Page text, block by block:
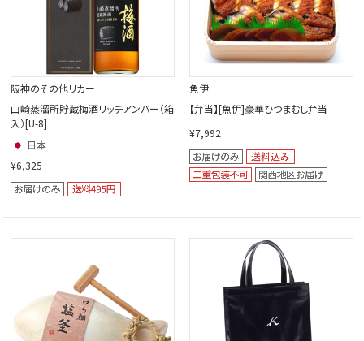
阪神のその他リカー
山崎蒸溜所貯蔵梅酒リッチアンバー（箱
入）[U-8]
¥6,325
魚伊
【弁当】[魚伊]豪華ひつまむし弁当
¥7,992